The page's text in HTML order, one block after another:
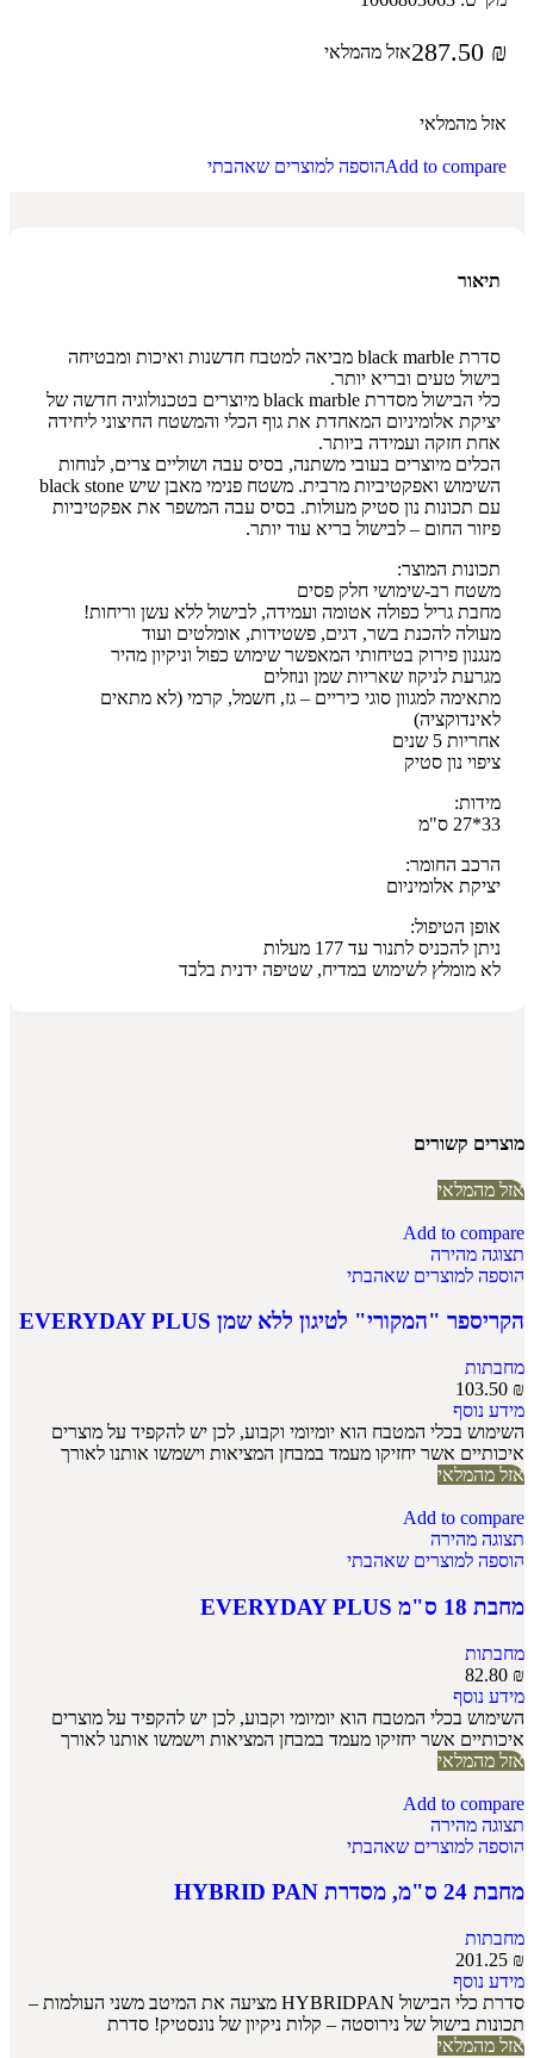
287.50 ₪ אזל מהמלאי
אזל מהמלאי
Add to compareהוספה למוצרים שאהבתי
תיאור
סדרת black marble מביאה למטבח חדשנות ואיכות ומבטיחה
בישול טעים ובריא יותר.
כלי הבישול מסדרת black marble מיוצרים בטכנולוגיה חדשה של
יציקת אלומיניום המאחדת את גוף הכלי והמשטח החיצוני ליחידה
אחת חזקה ועמידה ביותר.
הכלים מיוצרים בעובי משתנה, בסיס עבה ושוליים צרים, לנוחות
השימוש ואפקטיביות מרבית. משטח פנימי מאבן שיש black stone
עם תכונות נון סטיק מעולות. בסיס עבה המשפר את אפקטיביות
פיזור החום – לבישול בריא עוד יותר.
תכונות המוצר:
משטח רב-שימושי חלק פסים
מחבת גריל כפולה אטומה ועמידה, לבישול ללא עשן וריחות!
מעולה להכנת בשר, דגים, פשטידות, אומלטים ועוד
מנגנון פירוק בטיחותי המאפשר שימוש כפול וניקיון מהיר
מגרעת לניקוז שאריות שמן ונוזלים
מתאימה למגוון סוגי כיריים – גז, חשמל, קרמי (לא מתאים
לאינדוקציה)
אחריות 5 שנים
ציפוי נון סטיק
מידות:
33*27 ס"מ
הרכב החומר:
יציקת אלומיניום
אופן הטיפול:
ניתן להכניס לתנור עד 177 מעלות
לא מומלץ לשימוש במדיח, שטיפה ידנית בלבד
מוצרים קשורים
אזל מהמלאי
Add to compare
תצוגה מהירה
הוספה למוצרים שאהבתי
הקריספר "המקורי" לטיגון ללא שמן EVERYDAY PLUS
מחבתות
103.50 ₪
מידע נוסף
השימוש בכלי המטבח הוא יומיומי וקבוע, לכן יש להקפיד על מוצרים
איכותיים אשר יחזיקו מעמד במבחן המציאות וישמשו אותנו לאורך
אזל מהמלאי
Add to compare
תצוגה מהירה
הוספה למוצרים שאהבתי
מחבת 18 ס"מ EVERYDAY PLUS
מחבתות
82.80 ₪
מידע נוסף
השימוש בכלי המטבח הוא יומיומי וקבוע, לכן יש להקפיד על מוצרים
איכותיים אשר יחזיקו מעמד במבחן המציאות וישמשו אותנו לאורך
אזל מהמלאי
Add to compare
תצוגה מהירה
הוספה למוצרים שאהבתי
מחבת 24 ס"מ, מסדרת HYBRID PAN
מחבתות
201.25 ₪
מידע נוסף
סדרת כלי הבישול HYBRIDPAN מציעה את המיטב משני העולמות –
תכונות בישול של נירוסטה – קלות ניקיון של נונסטיק! סדרת
אזל מהמלאי